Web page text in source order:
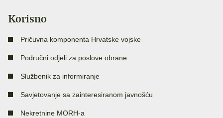
Korisno
Pričuvna komponenta Hrvatske vojske
Područni odjeli za poslove obrane
Službenik za informiranje
Savjetovanje sa zainteresiranom javnošću
Nekretnine MORH-a